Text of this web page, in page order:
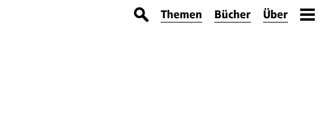
Themen Bücher Über